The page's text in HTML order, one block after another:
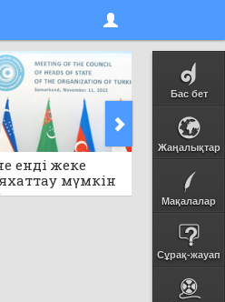
Бас бет
Жаңалықтар
Мақалалар
Сұрақ-жауап
енді жеке
мүмкін
17 сағат